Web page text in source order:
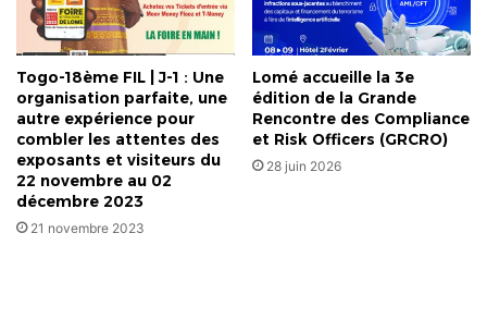
Togo-18ème FIL | J-1 : Une
organisation parfaite, une
autre expérience pour
combler les attentes des
exposants et visiteurs du
22 novembre au 02
décembre 2023
21 novembre 2023
Lomé accueille la 3e
édition de la Grande
Rencontre des Compliance
et Risk Officers (GRCRO)
28 juin 2026